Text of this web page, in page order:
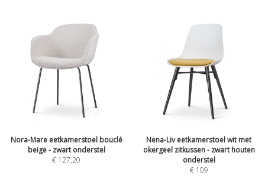
Nora-Mare eetkamerstoel bouclé
beige - zwart onderstel
€ 127,20
Nena-Liv eetkamerstoel wit met
okergeel zitkussen - zwart houten
onderstel
€ 109